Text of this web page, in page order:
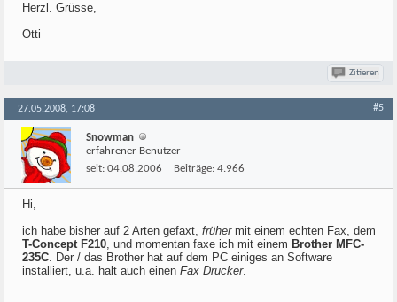
Herzl. Grüsse,
Otti
Zitieren
27.05.2008, 17:08 #5
Snowman
erfahrener Benutzer
seit: 04.08.2006 Beiträge: 4.966
Hi,
ich habe bisher auf 2 Arten gefaxt, früher mit einem echten Fax, dem
T-Concept F210, und momentan faxe ich mit einem Brother MFC-
235C. Der / das Brother hat auf dem PC einiges an Software
installiert, u.a. halt auch einen Fax Drucker.